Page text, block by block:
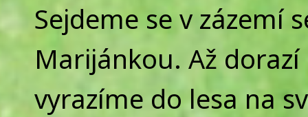
Sejdeme se v zázemí
Marijánkou. Až
vyrazíme do lesa na